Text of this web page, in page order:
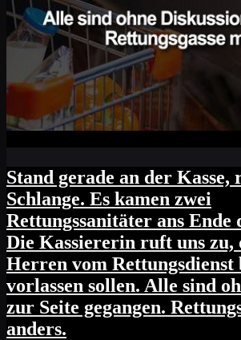
Stand gerade an der Kasse,
Schlange. Es kamen zwei
Rettungssanitäter ans Ende
Die Kassiererin ruft uns zu,
Herren vom Rettungsdienst
vorlassen sollen. Alle sind
zur Seite gegangen.
anders.